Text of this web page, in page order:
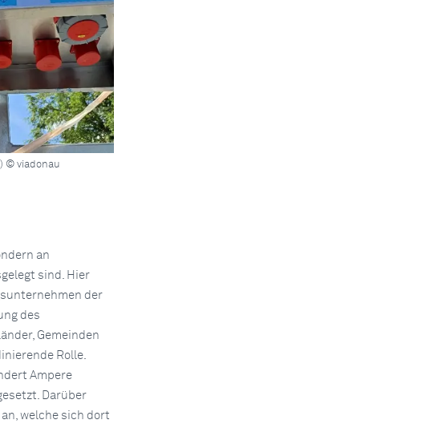
© viadonau
an
sind. Hier
der
des
Gemeinden
Rolle.
Ampere
Darüber
welche sich dort